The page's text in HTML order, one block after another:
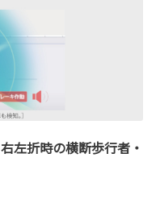
左折時の横断歩行者・